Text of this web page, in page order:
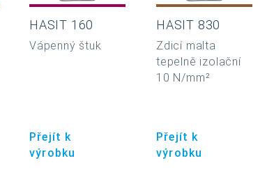
HASIT 160
Vápenný štuk
Přejít k
výrobku
HASIT 830
Zdicí malta
tepelně izolační
10 N/mm²
Přejít k
výrobku